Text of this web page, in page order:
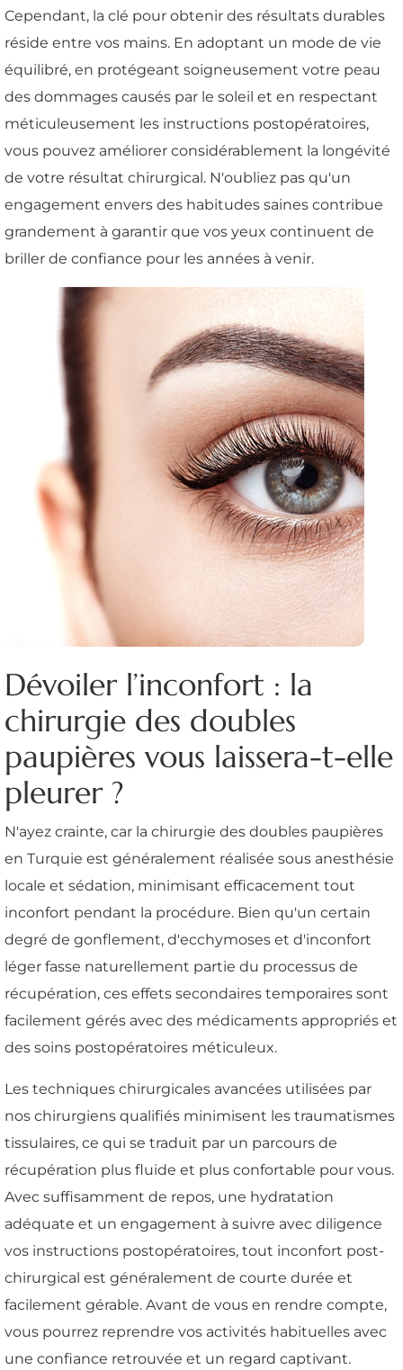
Cependant, la clé pour obtenir des résultats durables
réside entre vos mains. En adoptant un mode de vie
équilibré, en protégeant soigneusement votre peau
des dommages causés par le soleil et en respectant
méticuleusement les instructions postopératoires,
vous pouvez améliorer considérablement la longévité
de votre résultat chirurgical. N'oubliez pas qu'un
engagement envers des habitudes saines contribue
grandement à garantir que vos yeux continuent de
briller de confiance pour les années à venir.
Dévoiler l’inconfort : la
chirurgie des doubles
paupières vous laissera-t-elle
pleurer ?
N'ayez crainte, car la chirurgie des doubles paupières
en Turquie est généralement réalisée sous anesthésie
locale et sédation, minimisant efficacement tout
inconfort pendant la procédure. Bien qu'un certain
degré de gonflement, d'ecchymoses et d'inconfort
léger fasse naturellement partie du processus de
récupération, ces effets secondaires temporaires sont
facilement gérés avec des médicaments appropriés et
des soins postopératoires méticuleux.
Les techniques chirurgicales avancées utilisées par
nos chirurgiens qualifiés minimisent les traumatismes
tissulaires, ce qui se traduit par un parcours de
récupération plus fluide et plus confortable pour vous.
Avec suffisamment de repos, une hydratation
adéquate et un engagement à suivre avec diligence
vos instructions postopératoires, tout inconfort post-
chirurgical est généralement de courte durée et
facilement gérable. Avant de vous en rendre compte,
vous pourrez reprendre vos activités habituelles avec
une confiance retrouvée et un regard captivant.